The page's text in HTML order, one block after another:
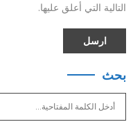
التالية التي أعلق عليها.
بحث